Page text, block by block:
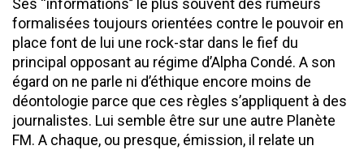
Ses ‘‘informations’’ le plus souvent des rumeurs
formalisées toujours orientées contre le pouvoir en
place font de lui une rock-star dans le fief du
principal opposant au régime d’Alpha Condé. A son
égard on ne parle ni d’éthique encore moins de
déontologie parce que ces règles s’appliquent à des
journalistes. Lui semble être sur une autre Planète
FM. A chaque, ou presque, émission, il relate un